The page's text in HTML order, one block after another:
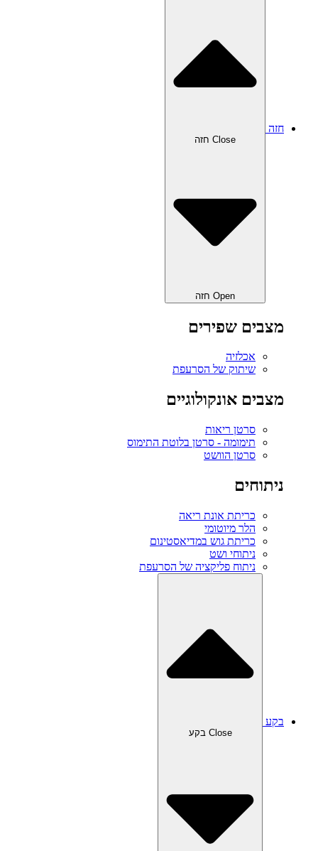
חזה
Close חזה
Open חזה
מצבים שפירים
אכלזיה
שיתוק של הסרעפת
מצבים אונקולוגיים
סרטן ריאות
תימומה - סרטן בלוטת התימוס
סרטן הוושט
ניתוחים
כריתת אונת ריאה‎
הלר מיוטומי
כריתת גוש במדיאסטינום
ניתוחי ושט
ניתוח פליקציה של הסרעפת
בקע
Close בקע